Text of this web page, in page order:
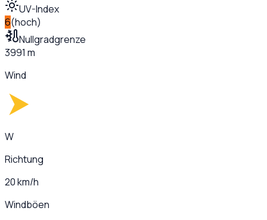
UV-Index
6(hoch)
Nullgradgrenze
3991 m
Wind
W
Richtung
20 km/h
Windböen